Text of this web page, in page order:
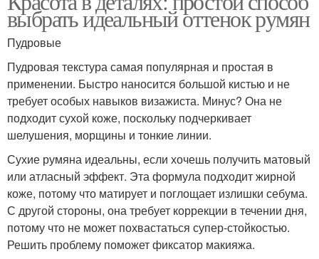
выбрать идеальный оттенок румян
Пудровые
Пудровая текстура самая популярная и простая в
применении. Быстро наносится большой кистью и не
требует особых навыков визажиста. Минус? Она не
подходит сухой коже, поскольку подчеркивает
шелушения, морщины и тонкие линии.
Сухие румяна идеальны, если хочешь получить матовый
или атласный эффект. Эта формула подходит жирной
коже, потому что матирует и поглощает излишки себума.
С другой стороны, она требует коррекции в течении дня,
потому что не может похвастаться супер-стойкостью.
Решить проблему поможет фиксатор макияжа.